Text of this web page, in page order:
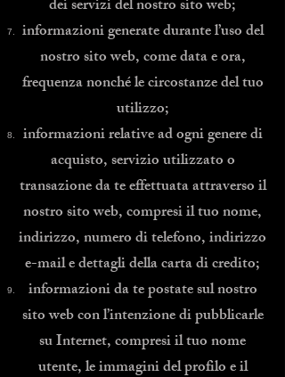
dei servizi del nostro sito web;
informazioni generate durante l’uso del
nostro sito web, come data e ora,
frequenza nonché le circostanze del tuo
utilizzo;
informazioni relative ad ogni genere di
acquisto, servizio utilizzato o
transazione da te effettuata attraverso il
nostro sito web, compresi il tuo nome,
indirizzo, numero di telefono, indirizzo
e-mail e dettagli della carta di credito;
informazioni da te postate sul nostro
sito web con l’intenzione di pubblicarle
su Internet, compresi il tuo nome
utente, le immagini del profilo e il